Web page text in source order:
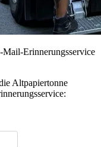
Erinnerungsservice
Altpapiertonne